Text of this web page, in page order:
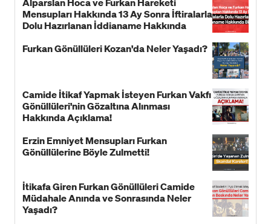
Alparslan Hoca ve Furkan Hareketi
Mensupları Hakkında 13 Ay Sonra İftiralarla
Dolu Hazırlanan İddianame Hakkında
Furkan Gönüllüleri Kozan'da Neler Yaşadı?
Camide İtikaf Yapmak İsteyen Furkan Vakfı
Gönüllüleri'nin Gözaltına Alınması
Hakkında Açıklama!
Erzin Emniyet Mensupları Furkan
Gönüllülerine Böyle Zulmetti!
İtikafa Giren Furkan Gönüllüleri Camide
Müdahale Anında ve Sonrasında Neler
Yaşadı?